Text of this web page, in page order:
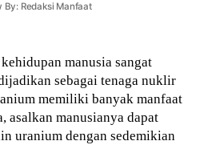
By: Redaksi Manfaat
manusia sangat
sebagai tenaga nuklir
memiliki banyak manfaat
asalkan manusianya dapat
uranium dengan sedemikian